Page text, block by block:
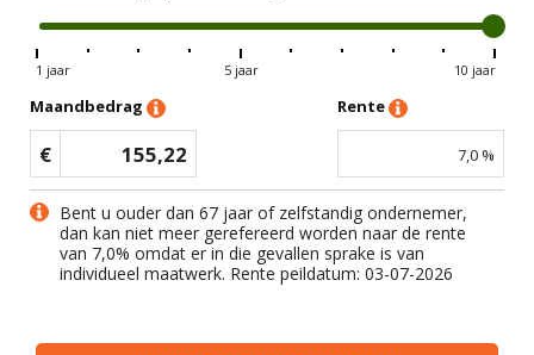
1 jaar 5 jaar 10 jaar
Maandbedrag
€ 155,22
Rente
7,0 %
Bent u ouder dan 67 jaar of zelfstandig ondernemer,
dan kan niet meer gerefereerd worden naar de rente
van 7,0% omdat er in die gevallen sprake is van
individueel maatwerk. Rente peildatum: 03-07-2026